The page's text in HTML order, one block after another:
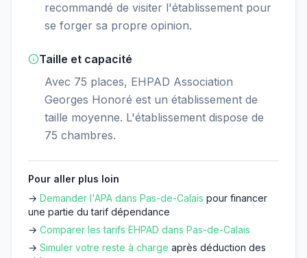
recommandé de visiter l'établissement pour
se forger sa propre opinion.
Taille et capacité
Avec 75 places, EHPAD Association
Georges Honoré est un établissement de
taille moyenne. L'établissement dispose de
75 chambres.
Pour aller plus loin
→ Demander l'APA dans Pas-de-Calais pour financer
une partie du tarif dépendance
→ Comparer les tarifs EHPAD dans Pas-de-Calais
→ Simuler votre reste à charge après déduction des